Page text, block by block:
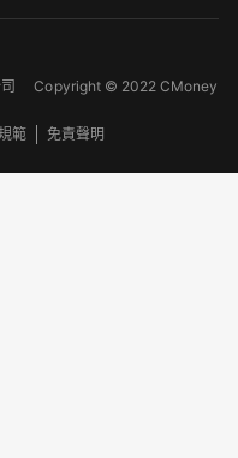
公司Copyright © 2022 CMoney
範 免責聲明